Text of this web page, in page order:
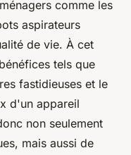
comme les
aspirateurs
de vie. À cet
tels que
fastidieuses et le
d'un appareil
non seulement
mais aussi de